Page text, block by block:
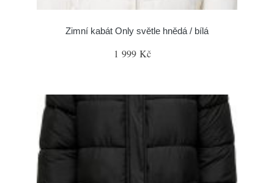
Zimní kabát Only světle hnědá / bílá
1 999 Kč